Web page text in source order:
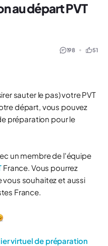
au départ PVT
198 51
sauter le pas) votre PVT
départ, vous pouvez
préparation pour le
un membre de l'équipe
France. Vous pourrez
souhaitez et aussi
France.
virtuel de préparation